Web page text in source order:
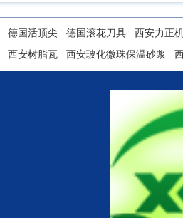
德国活顶尖 德国滚花刀具
西安力正
西安树脂瓦 西安玻化微珠保温砂浆